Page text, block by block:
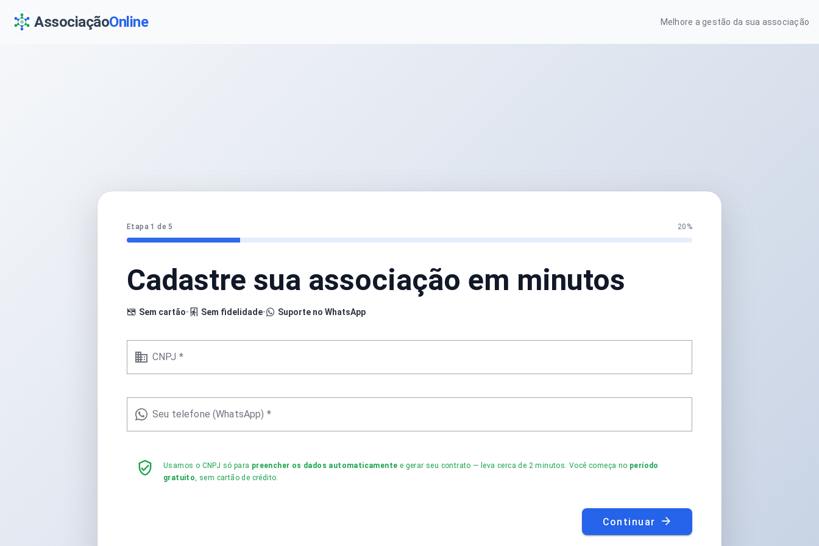
AssociaçãoOnline Melhore a gestão da sua associação
Etapa 1 de 5 20%
Cadastre sua associação em minutos
Sem cartão• Sem fidelidade• Suporte no WhatsApp
CNPJ *
Seu telefone (WhatsApp) *
Usamos o CNPJ só para preencher os dados automaticamente e gerar seu contrato — leva cerca de 2 minutos. Você começa no período
gratuito, sem cartão de crédito.
Continuar